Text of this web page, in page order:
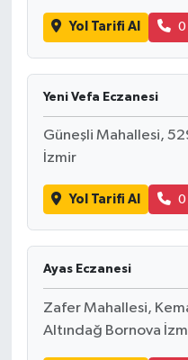
Yol Tarifi Al 0
Yeni Vefa Eczanesi
Güneşli Mahallesi,
İzmir
Yol Tarifi Al 0
Ayas Eczanesi
Zafer Mahallesi,
Altındağ Bornova